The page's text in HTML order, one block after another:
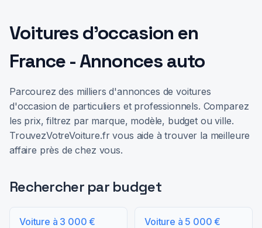
Voitures d'occasion en
France - Annonces auto
Parcourez des milliers d'annonces de voitures
d'occasion de particuliers et professionnels. Comparez
les prix, filtrez par marque, modèle, budget ou ville.
TrouvezVotreVoiture.fr vous aide à trouver la meilleure
affaire près de chez vous.
Rechercher par budget
Voiture à 3 000 € Voiture à 5 000 €